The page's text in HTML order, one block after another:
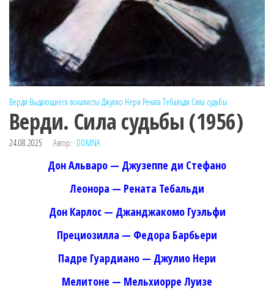
Верди Выдающиеся вокалисты Джулио Нери Рената Тебальди Сила судьбы
Верди. Сила судьбы (1956)
24.08.2025 Автор: DOMNA
Дон Альваро — Джузеппе ди Стефано
Леонора — Рената Тебальди
Дон Карлос — Джанджакомо Гуэльфи
Прециозилла — Федора Барбьери
Падре Гуардиано — Джулио Нери
Мелитоне — Мельхиорре Луизе